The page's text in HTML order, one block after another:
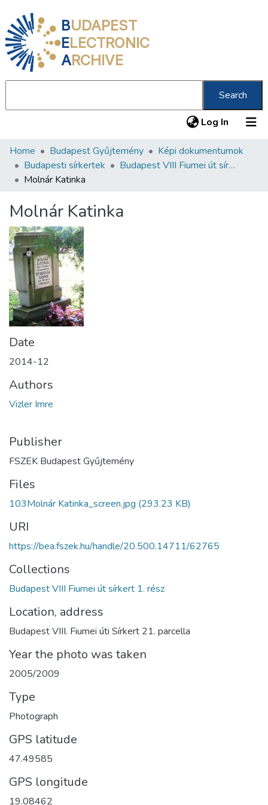
BUDAPEST
ELECTRONIC
ARCHIVE
Search
Log In (current)
Communities & Collections
All of DSpace
About us
Home Budapest Gyűjtemény
Képi dokumentumok
Budapesti sírkertek
Budapest VIII Fiumei út sírkert 1. rész
Molnár Katinka
Molnár Katinka
Date
2014-12
Authors
Vizler Imre
Publisher
FSZEK Budapest Gyűjtemény
Files
103Molnár Katinka_screen.jpg (293.23 KB)
URI
https://bea.fszek.hu/handle/20.500.14711/62765
Collections
Budapest VIII Fiumei út sírkert 1. rész
Location, address
Budapest VIII. Fiumei úti Sírkert 21. parcella
Year the photo was taken
2005/2009
Type
Photograph
GPS latitude
47.49585
GPS longitude
19.08462